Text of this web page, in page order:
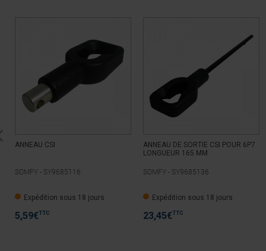
ANNEAU CSI
SOMFY - SY9685116
Expédition sous 18 jours
5,59€TTC
ANNEAU DE SORTIE CSI POUR 6P7
LONGUEUR 165 MM
SOMFY - SY9685136
Expédition sous 18 jours
23,45€TTC